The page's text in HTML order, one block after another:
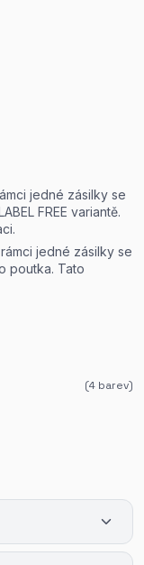
jedné zásilky se
FREE variantě.
jedné zásilky se
poutka. Tato
(4 barev)